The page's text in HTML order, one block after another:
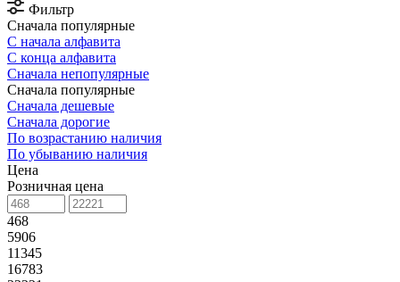
Фильтр
Сначала популярные
С начала алфавита
С конца алфавита
Сначала непопулярные
Сначала популярные
Сначала дешевые
Сначала дорогие
По возрастанию наличия
По убыванию наличия
Цена
Розничная цена
468
5906
11345
16783